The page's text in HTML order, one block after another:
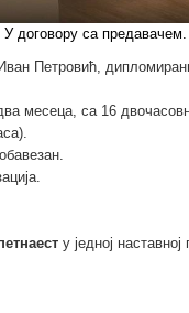
У договору са предавачем.
Иван Петровић,
месеца, са 16
у једној